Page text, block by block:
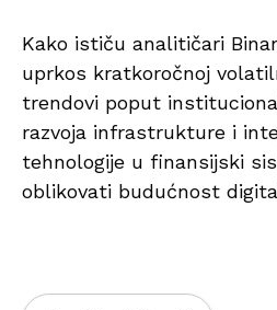
Kako ističu analitičari
uprkos kratkoročnoj
trendovi poput
razvoja infrastrukture i
tehnologije u finansijski
oblikovati budućnost